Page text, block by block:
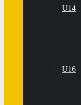
U14
U16